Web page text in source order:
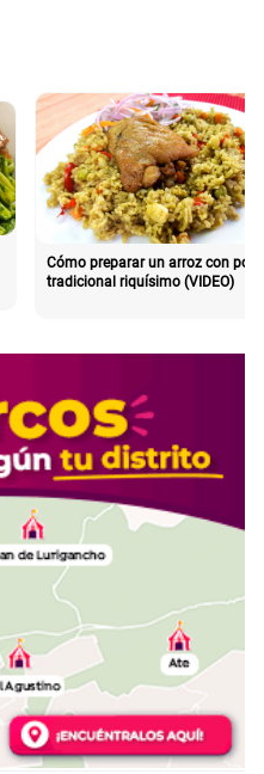
Cómo preparar un arroz con pollo
tradicional riquísimo (VIDEO)